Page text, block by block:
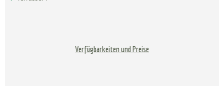
Verfügbarkeiten und Preise